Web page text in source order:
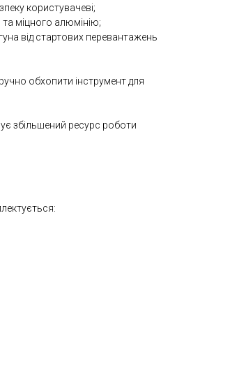
користувачеві;
та міцного алюмінію;
від стартових перевантажень
обхопити інструмент для
збільшений ресурс роботи